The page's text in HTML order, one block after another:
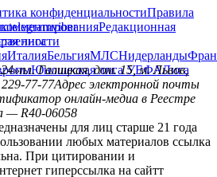
конфиденциальностиПравила
Редакционная
telegramviber
лига
ИталияБельгияМЛСНидерланды
Юношеская лига УЕФАЛига
пл. Галицкая, дом. 15, м. Львов,
77-77Адрес электронной почты
онлайн-медиа в Реестре
— R40-06058
для лиц старше 21 года
любых материалов ссылка
При цитировании и
гиперссылка на сайтт